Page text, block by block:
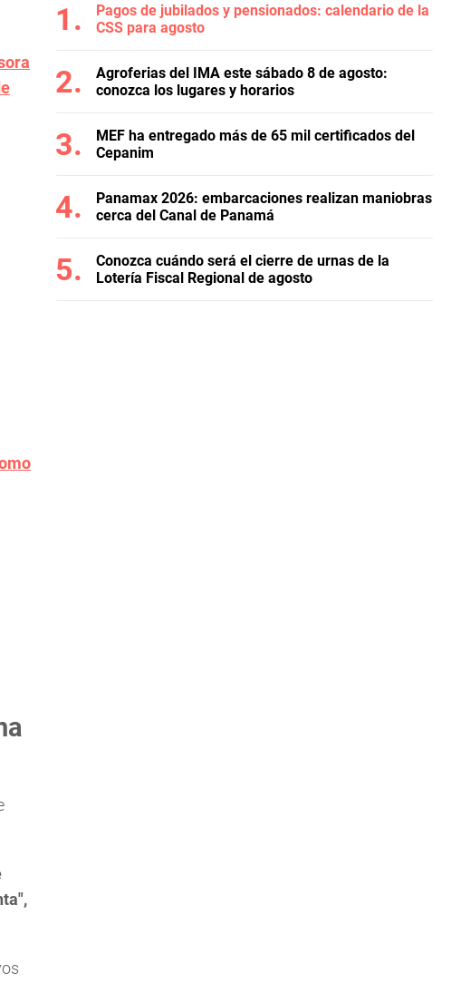
Pagos de jubilados y pensionados: calendario de la
CSS para agosto
Agroferias del IMA este sábado 8 de agosto:
conozca los lugares y horarios
MEF ha entregado más de 65 mil certificados del
Cepanim
Panamax 2026: embarcaciones realizan maniobras
cerca del Canal de Panamá
Conozca cuándo será el cierre de urnas de la
Lotería Fiscal Regional de agosto